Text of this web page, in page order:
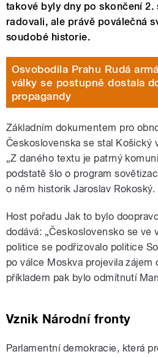
takové byly dny po skončení 2.
radovali, ale právě poválečná
soudobé historie.
Osvobodila Prahu Rudá
války se postupně dostala
propagandy
Základním dokumentem pro
Československa se stal Košický
„Z daného textu je patrný
podstatě šlo o program
o něm historik Jaroslav Rokoský.
Host pořadu Jak to bylo
dodává: „Československo se ve
politice se podřizovalo politice
po válce Moskva projevila zájem
příkladem pak bylo odmítnutí
Vznik Národní fronty
Parlamentní demokracie, která